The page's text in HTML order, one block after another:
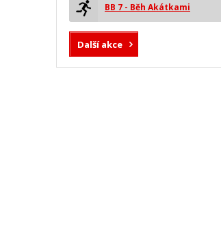
BB 7 - Běh Akátkami
Další akce